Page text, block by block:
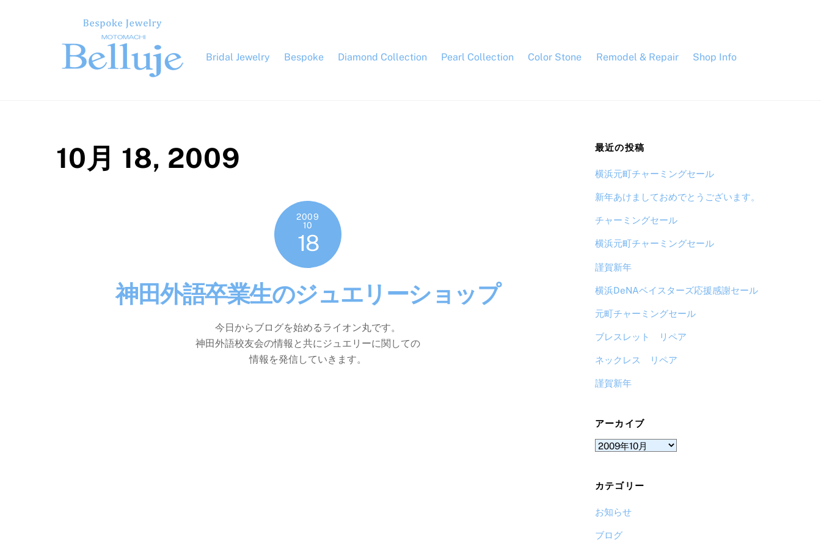
Bridal Jewelry
Bespoke Diamond Collection Pearl Collection Color Stone Remodel & Repair Shop Info
10月 18, 2009
2009
10
18
神田外語卒業生のジュエリーショップ
今日からブログを始めるライオン丸です。
神田外語校友会の情報と共にジュエリーに関しての
情報を発信していきます。
最近の投稿
横浜元町チャーミングセール
新年あけましておめでとうございます。
チャーミングセール
横浜元町チャーミングセール
謹賀新年
横浜DeNAベイスターズ応援感謝セール
元町チャーミングセール
ブレスレット リペア
ネックレス リペア
謹賀新年
アーカイブ
ア
イ
ブ
カテゴリー
お知らせ
ブログ